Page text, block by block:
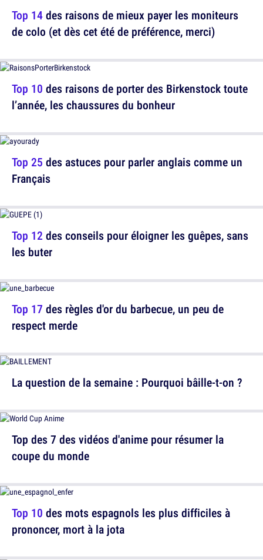
Top 14des raisons de mieux payer les moniteurs
de colo (et dès cet été de préférence, merci)
Top 25 des astuces pour parler anglais comme un
Français
Top 17 des règles d'or du barbecue, un peu de
respect merde
Top des 7 des vidéos d'anime pour résumer la
coupe du monde
Top 10 des raisons de porter des Birkenstock toute
l’année, les chaussures du bonheur
Top 12 des conseils pour éloigner les guêpes, sans
les buter
La question de la semaine : Pourquoi bâille-t-on ?
Top 10 des mots espagnols les plus difficiles à
prononcer, mort à la jota